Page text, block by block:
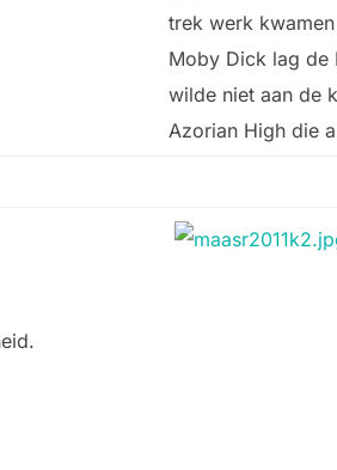
trek werk
Moby Dick lag de
wilde niet aan de
Azorian High die